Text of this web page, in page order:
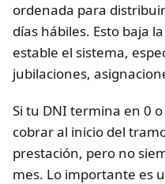
ordenada para
días hábiles. Esto baja
estable el sistema,
jubilaciones,
Si tu DNI termina en 0
cobrar al inicio del
prestación, pero no
mes. Lo importante es